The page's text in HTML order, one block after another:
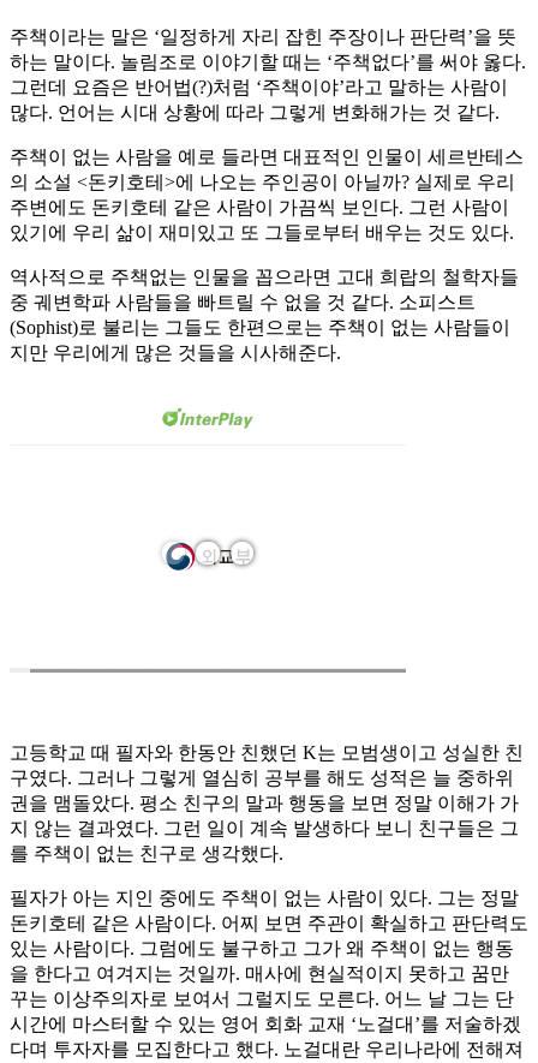
주책이라는 말은 ‘일정하게 자리 잡힌 주장이나 판단력’을 뜻
하는 말이다. 놀림조로 이야기할 때는 ‘주책없다’를 써야 옳다.
그런데 요즘은 반어법(?)처럼 ‘주책이야’라고 말하는 사람이
많다. 언어는 시대 상황에 따라 그렇게 변화해가는 것 같다.
주책이 없는 사람을 예로 들라면 대표적인 인물이 세르반테스
의 소설 <돈키호테>에 나오는 주인공이 아닐까? 실제로 우리
주변에도 돈키호테 같은 사람이 가끔씩 보인다. 그런 사람이
있기에 우리 삶이 재미있고 또 그들로부터 배우는 것도 있다.
역사적으로 주책없는 인물을 꼽으라면 고대 희랍의 철학자들
중 궤변학파 사람들을 빠트릴 수 없을 것 같다. 소피스트
(Sophist)로 불리는 그들도 한편으로는 주책이 없는 사람들이
지만 우리에게 많은 것들을 시사해준다.
고등학교 때 필자와 한동안 친했던 K는 모범생이고 성실한 친
구였다. 그러나 그렇게 열심히 공부를 해도 성적은 늘 중하위
권을 맴돌았다. 평소 친구의 말과 행동을 보면 정말 이해가 가
지 않는 결과였다. 그런 일이 계속 발생하다 보니 친구들은 그
를 주책이 없는 친구로 생각했다.
필자가 아는 지인 중에도 주책이 없는 사람이 있다. 그는 정말
돈키호테 같은 사람이다. 어찌 보면 주관이 확실하고 판단력도
있는 사람이다. 그럼에도 불구하고 그가 왜 주책이 없는 행동
을 한다고 여겨지는 것일까. 매사에 현실적이지 못하고 꿈만
꾸는 이상주의자로 보여서 그럴지도 모른다. 어느 날 그는 단
시간에 마스터할 수 있는 영어 회화 교재 ‘노걸대’를 저술하겠
다며 투자자를 모집한다고 했다. 노걸대란 우리나라에 전해져